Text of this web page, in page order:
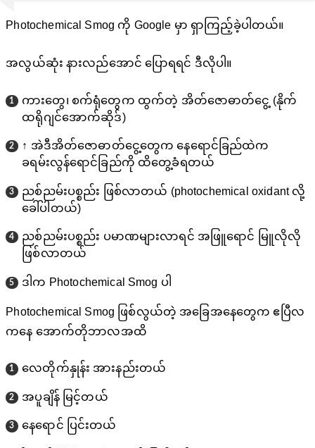
Photochemical Smog ကို Google မှာ ရှာကြည့်ခဲ့ပါတယ်။
အလွယ်ဆုံး နားလည်အောင် ပြောရရင် ဒီလိုပါ။
ကားတွေ၊ စက်ရုံတွေက ထွက်တဲ့ အိတ်ဇောဓာတ်ငွေ့ (နိုက်
ထရိုဂျင်အောက်ဆိုဒ်)
↑ အဲဒီအိတ်ဇောဓာတ်ငွေ့တွေက နေရောင်ခြည်ထဲက
ခရမ်းလွန်ရောင်ခြည်ကို ထိတွေ့ခံရတယ်
ညစ်ညမ်းပစ္စည်း ဖြစ်လာတယ် (photochemical oxidant လို့
ခေါ်ပါတယ်)
ညစ်ညမ်းပစ္စည်း ပမာဏများလာရင် အဖြူရောင် မြူလိုလို
ဖြစ်လာတယ်
ဒါက Photochemical Smog ပါ
Photochemical Smog ဖြစ်လွယ်တဲ့ အခြေအနေတွေက ဧပြီလ
ကနေ အောက်တိုဘာလအထိ
လေတိုက်နှုန်း အားနည်းတယ်
အပူချိန် မြင့်တယ်
နေရောင် ပြင်းတယ်